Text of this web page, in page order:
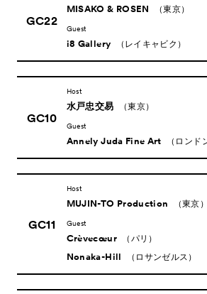
- For Kids キッズプログラム
Special Programs
Associated Programs 市
About
Visitor Information
Partners パートナー
Contact
Archive
GC22
MISAKO & ROSEN （東京）
Guest
i8 Gallery （レイキャビク）
GC10
Host
水戸忠交易 （東京）
Guest
Annely Juda Fine Art （ロンド
GC11
Host
MUJIN-TO Production （東京）
Guest
Crèvecœur （パリ）
Nonaka-Hill （ロサンゼルス）